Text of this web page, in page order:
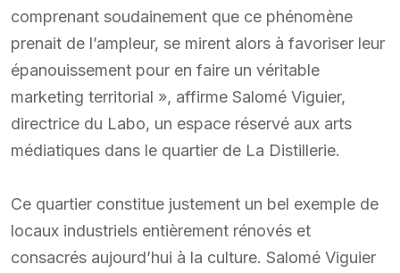
comprenant soudainement que ce phénomène
prenait de l’ampleur, se mirent alors à favoriser leur
épanouissement pour en faire un véritable
marketing territorial », affirme Salomé Viguier,
directrice du Labo, un espace réservé aux arts
médiatiques dans le quartier de La Distillerie.
Ce quartier constitue justement un bel exemple de
locaux industriels entièrement rénovés et
consacrés aujourd’hui à la culture. Salomé Viguier